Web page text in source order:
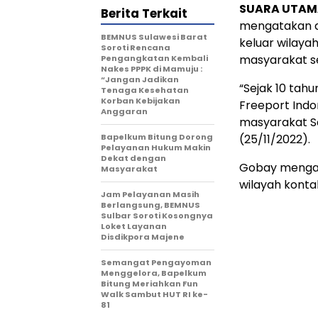
SUARA
mengatakan
keluar
masyarakat
“Sejak 10
Freeport
masyarakat
(25/11/2022).
Gobay
wilayah
Berita Terkait
BEMNUS Sulawesi Barat
Soroti Rencana
Pengangkatan Kembali
Nakes PPPK di Mamuju :
“Jangan Jadikan
Tenaga Kesehatan
Korban Kebijakan
Anggaran
Bapelkum Bitung Dorong
Pelayanan Hukum Makin
Dekat dengan
Masyarakat
Jam Pelayanan Masih
Berlangsung, BEMNUS
Sulbar Soroti Kosongnya
Loket Layanan
Disdikpora Majene
Semangat Pengayoman
Menggelora, Bapelkum
Bitung Meriahkan Fun
Walk Sambut HUT RI ke-
81